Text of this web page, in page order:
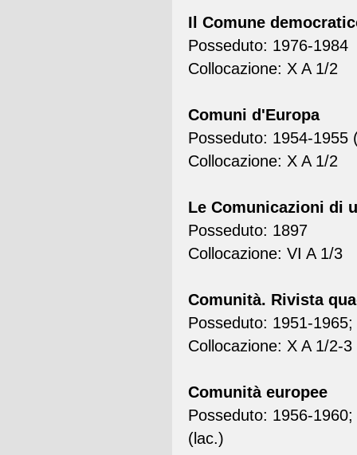
Il Comune
Posseduto: 1976-1984
Collocazione: X A 1/2
Comuni d'Europa
Posseduto: 1954-1955
Collocazione: X A 1/2
Le Comunicazioni di
Posseduto: 1897
Collocazione: VI A 1/3
Comunità. Rivista
Posseduto: 1951-
Collocazione: X A 1/2-3
Comunità europee
Posseduto: 1956-
(lac.)